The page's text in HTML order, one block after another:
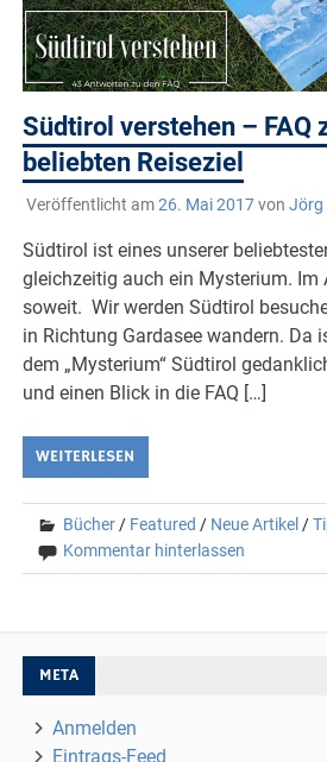
Südtirol verstehen – FAQ
beliebten Reiseziel
Veröffentlicht am26. Mai 2017von Jörg
Südtirol ist eines unserer
gleichzeitig auch ein Mysterium. Im
soweit. Wir werden Südtirol
in Richtung Gardasee wandern. Da
dem „Mysterium“ Südtirol
und einen Blick in die FAQ […]
WEITERLESEN
Bücher / Featured / Neue Artikel /
Kommentar hinterlassen
META
Anmelden
Eintrags-Feed